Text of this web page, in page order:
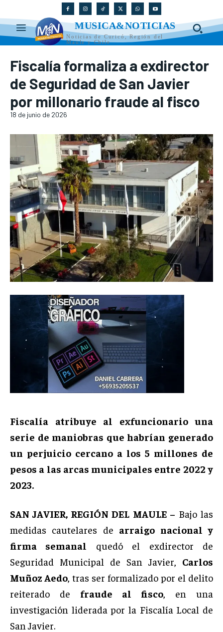
MUSICA&NOTICIAS
Noticias de Curicó, Región del
Maule y Chile
Fiscalía formaliza a exdirector
de Seguridad de San Javier
por millonario fraude al fisco
18 de junio de 2026
Fiscalía atribuye al exfuncionario una
serie de maniobras que habrían generado
un perjuicio cercano a los 5 millones de
pesos a las arcas municipales entre 2022 y
2023.
SAN JAVIER, REGIÓN DEL MAULE – Bajo las
medidas cautelares de arraigo nacional y
firma semanal
quedó el exdirector de
Seguridad Municipal de San Javier, Carlos
Muñoz Aedo , tras ser formalizado por el delito
reiterado de fraude al fisco , en una
investigación liderada por la Fiscalía Local de
San Javier.